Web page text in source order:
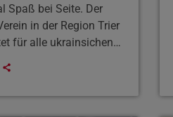
Spaß bei Seite. Der
in der Region Trier
für alle ukrainsichen
die
„Charity